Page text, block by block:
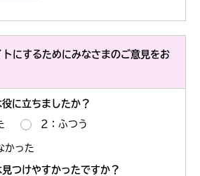
にするためにみなさまのご意見をお
に立ちましたか？
2：ふつう
かった
つけやすかったですか？